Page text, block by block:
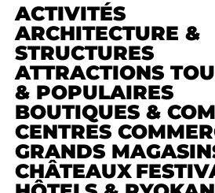
ACTIVITÉS
ARCHITECTURE &
STRUCTURES
ATTRACTIONS
& POPULAIRES
BOUTIQUES &
CENTRES
GRANDS
CHÂTEAUX